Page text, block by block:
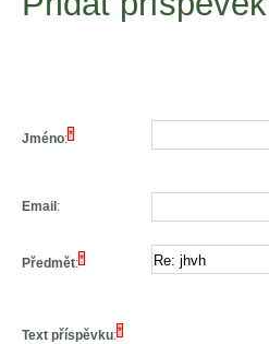
Jméno:*
Email :
Předmět:*
Text příspěvku:*